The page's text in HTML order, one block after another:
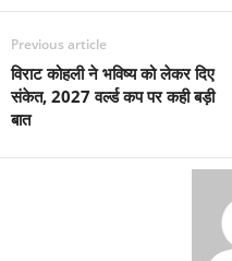
Previous article
विराट कोहली ने भविष्य को लेकर दिए
संकेत, 2027 वर्ल्ड कप पर कही बड़ी
बात